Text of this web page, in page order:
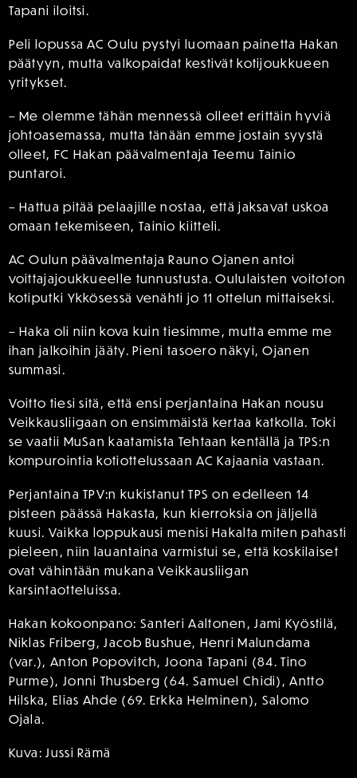
Tapani iloitsi.
Peli lopussa AC Oulu pystyi luomaan painetta Hakan
päätyyn, mutta valkopaidat kestivät kotijoukkueen
yritykset.
– Me olemme tähän mennessä olleet erittäin hyviä
johtoasemassa, mutta tänään emme jostain syystä
olleet, FC Hakan päävalmentaja Teemu Tainio
puntaroi.
– Hattua pitää pelaajille nostaa, että jaksavat uskoa
omaan tekemiseen, Tainio kiitteli.
AC Oulun päävalmentaja Rauno Ojanen antoi
voittajajoukkueelle tunnustusta. Oululaisten voitoton
kotiputki Ykkösessä venähti jo 11 ottelun mittaiseksi.
– Haka oli niin kova kuin tiesimme, mutta emme me
ihan jalkoihin jääty. Pieni tasoero näkyi, Ojanen
summasi.
Voitto tiesi sitä, että ensi perjantaina Hakan nousu
Veikkausliigaan on ensimmäistä kertaa katkolla. Toki
se vaatii MuSan kaatamista Tehtaan kentällä ja TPS:n
kompurointia kotiottelussaan AC Kajaania vastaan.
Perjantaina TPV:n kukistanut TPS on edelleen 14
pisteen päässä Hakasta, kun kierroksia on jäljellä
kuusi. Vaikka loppukausi menisi Hakalta miten pahasti
pieleen, niin lauantaina varmistui se, että koskilaiset
ovat vähintään mukana Veikkausliigan
karsintaotteluissa.
Hakan kokoonpano: Santeri Aaltonen, Jami Kyöstilä,
Niklas Friberg, Jacob Bushue, Henri Malundama
(var.), Anton Popovitch, Joona Tapani (84. Tino
Purme), Jonni Thusberg (64. Samuel Chidi), Antto
Hilska, Elias Ahde (69. Erkka Helminen), Salomo
Ojala.
Kuva: Jussi Rämä